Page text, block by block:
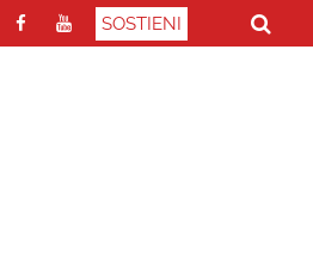
SOSTIENI